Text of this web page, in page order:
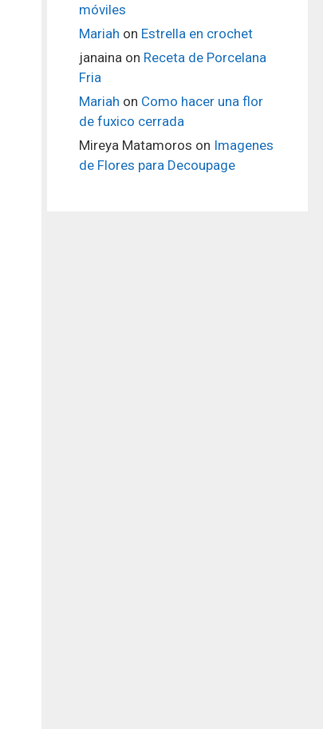
móviles
Mariah on Estrella en crochet
janaina on Receta de Porcelana
Fria
Mariah on Como hacer una flor
de fuxico cerrada
Mireya Matamoros on Imagenes
de Flores para Decoupage